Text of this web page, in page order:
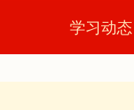
学习动态